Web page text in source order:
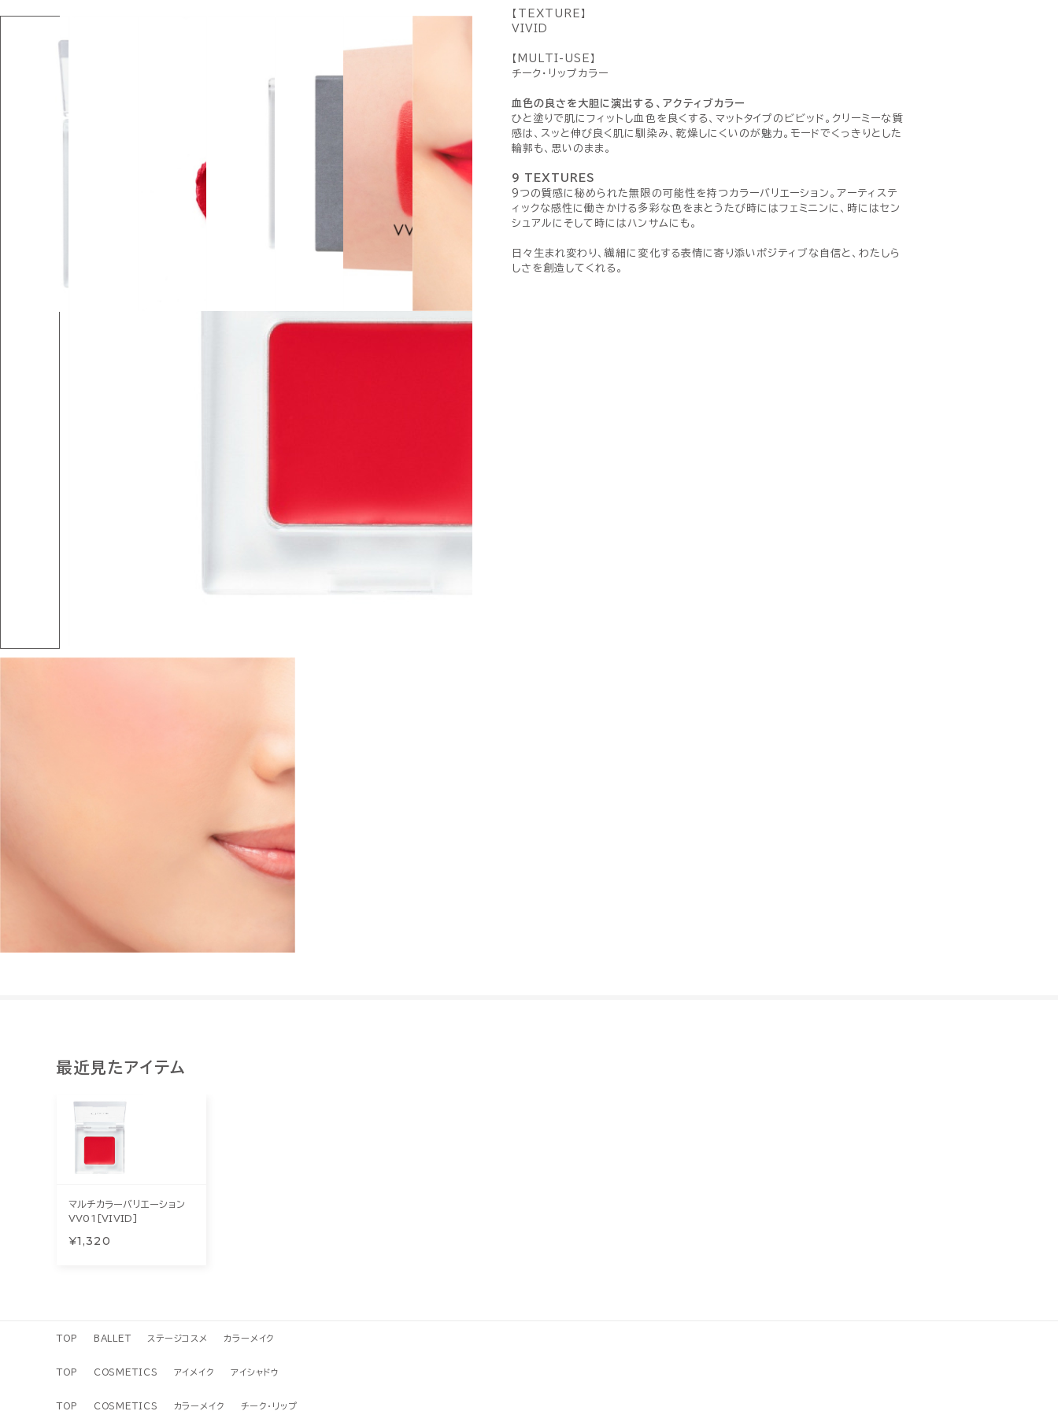
【TEXTURE】
VIVID
【MULTI-USE】
チーク・リップカラー
血色の良さを大胆に演出する、アクティブカラー
ひと塗りで肌にフィットし血色を良くする、マットタイプのビビッド。クリーミーな質
感は、スッと伸び良く肌に馴染み、乾燥しにくいのが魅力。モードでくっきりとした
輪郭も、思いのまま。
9 TEXTURES
9つの質感に秘められた無限の可能性を持つカラーバリエーション。アーティステ
ィックな感性に働きかける多彩な色をまとうたび時にはフェミニンに、時にはセン
シュアルにそして時にはハンサムにも。
日々生まれ変わり、繊細に変化する表情に寄り添いポジティブな自信と、わたしら
しさを創造してくれる。
最近見たアイテム
マルチカラーバリエーション
VV01[VIVID]
¥1,320
TOP BALLET ステージコスメ カラーメイク
TOP COSMETICS アイメイク アイシャドウ
TOP COSMETICS カラーメイク チーク・リップ